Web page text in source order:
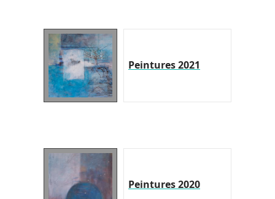
Peintures 2021
Peintures 2020